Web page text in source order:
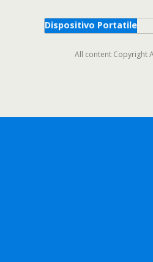
Dispositivo Portatile
All content Copyright